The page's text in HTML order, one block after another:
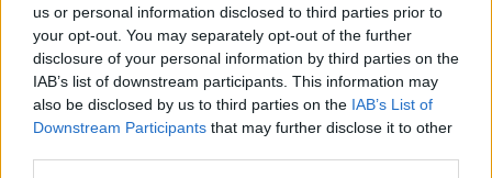
us or personal information disclosed to third parties prior to
your opt-out. You may separately opt-out of the further
disclosure of your personal information by third parties on the
IAB’s list of downstream participants. This information may
also be disclosed by us to third parties on the IAB’s List of
Downstream Participants that may further disclose it to other